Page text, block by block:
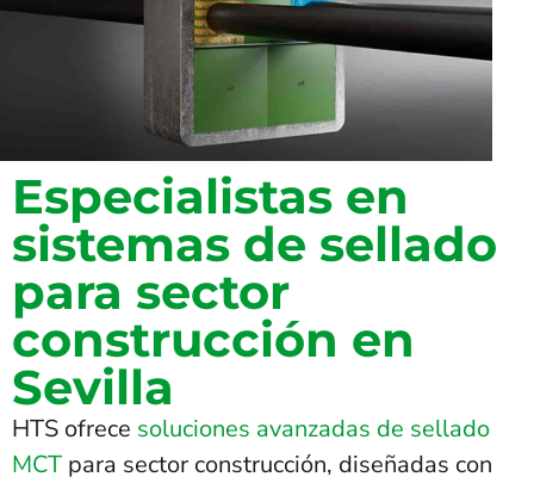
Especialistas en
sistemas de sellado
para sector
construcción en
Sevilla
HTS ofrece soluciones avanzadas de sellado
MCT para sector construcción, diseñadas con